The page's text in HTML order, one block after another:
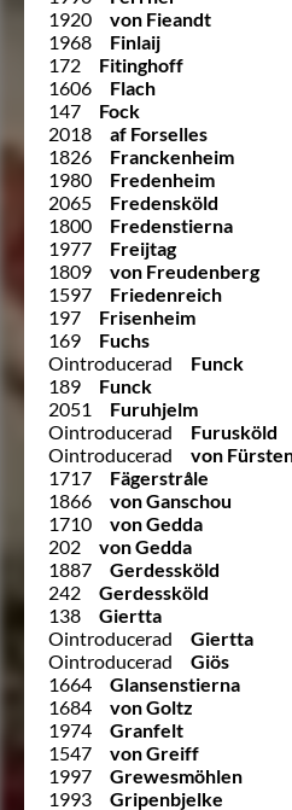
1920
von Fieandt
1968
Finlaij
172
Fitinghoff
1606
Flach
147
Fock
2018
af Forselles
1826
Franckenheim
1980
Fredenheim
2065
Fredensköld
1800
Fredenstierna
1977
Freijtag
1809
von Freudenberg
1597
Friedenreich
197
Frisenheim
169
Fuchs
Ointroducerad
Funck
189
Funck
2051
Furuhjelm
Ointroducerad
Furusköld
Ointroducerad
von
1717
Fägerstråle
1866
von Ganschou
1710
von Gedda
202
von Gedda
1887
Gerdessköld
242
Gerdessköld
138
Giertta
Ointroducerad
Giertta
Ointroducerad
Giös
1664
Glansenstierna
1684
von Goltz
1974
Granfelt
1547
von Greiff
1997
Grewesmöhlen
1993
Gripenbjelke